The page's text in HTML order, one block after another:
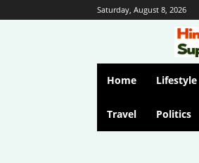
Saturday, August 8, 2026
Home Lifestyle
Travel Politics